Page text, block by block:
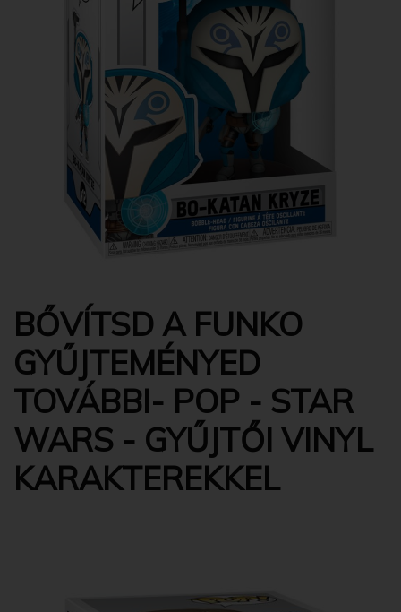
BŐVÍTSD A FUNKO
GYŰJTEMÉNYED
TOVÁBBI- POP - STAR
WARS - GYŰJTŐI VINYL
KARAKTEREKKEL